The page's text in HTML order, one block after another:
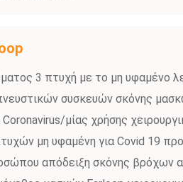
3 πτυχή με το μη υφαμένο
συσκευών σκόνης
μίας χρήσης
μη υφαμένη για Covid 19
απόδειξη σκόνης βρόχων